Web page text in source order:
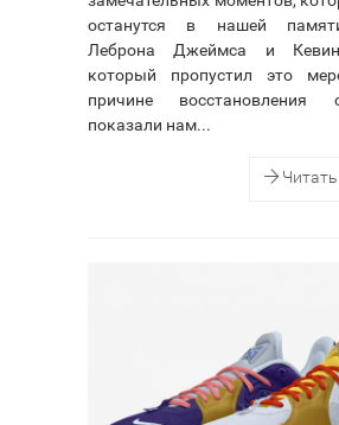
останутся в нашей
Леброна Джеймса и
который пропустил это
причине
показали нам...